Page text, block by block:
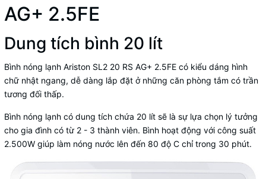
AG+ 2.5FE
Dung tích bình 20 lít
Bình nóng lạnh Ariston SL2 20 RS AG+ 2.5FE có kiểu dáng hình
chữ nhật ngang, dễ dàng lắp đặt ở những căn phòng tắm có trần
tương đối thấp.
Bình nóng lạnh có dung tích chứa 20 lít sẽ là sự lựa chọn lý tưởng
cho gia đình có từ 2 - 3 thành viên. Bình hoạt động với công suất
2.500W giúp làm nóng nước lên đến 80 độ C chỉ trong 30 phút.